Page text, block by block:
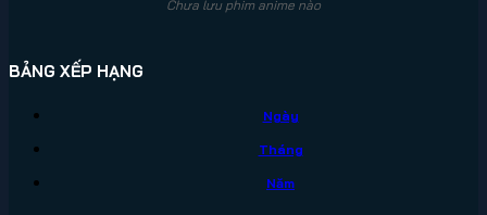
Chưa lưu phim anime nào
BẢNG XẾP HẠNG
Ngày
Tháng
Năm